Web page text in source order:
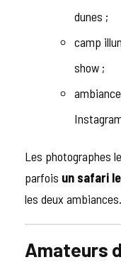
dunes ;
camp
show ;
Les photographes
parfois un safari
les deux ambiances.
Amateurs